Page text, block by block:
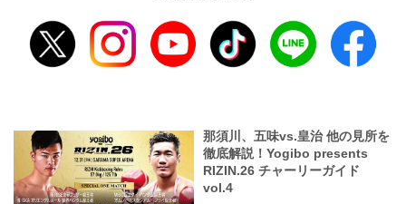
那須川、五味vs.皇治 他の見所を
徹底解説！Yogibo presents
RIZIN.26 チャーリーガイド
vol.4